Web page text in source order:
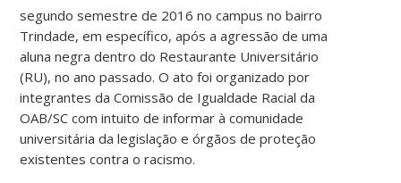
segundo semestre de 2016 no campus no bairro
Trindade, em específico, após a agressão de uma
aluna negra dentro do Restaurante Universitário
(RU), no ano passado. O ato foi organizado por
integrantes da Comissão de Igualdade Racial da
OAB/SC com intuito de informar à comunidade
universitária da legislação e órgãos de proteção
existentes contra o racismo.